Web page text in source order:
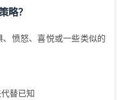
略？
愤怒、喜悦或一些类似的
替已知